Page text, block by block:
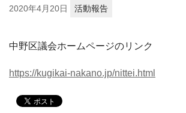
2020年4月20日 活動報告
中野区議会ホームページのリンク
https://kugikai-nakano.jp/nittei.html